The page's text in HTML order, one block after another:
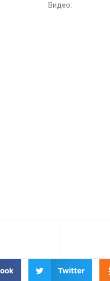
Видео:
Twitter